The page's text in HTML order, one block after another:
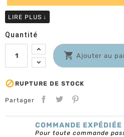
LIRE PLUS ↓
Quantité
 Ajouter au
 RUPTURE DE STOCK
Partager
COMMANDE
Pour toute commande